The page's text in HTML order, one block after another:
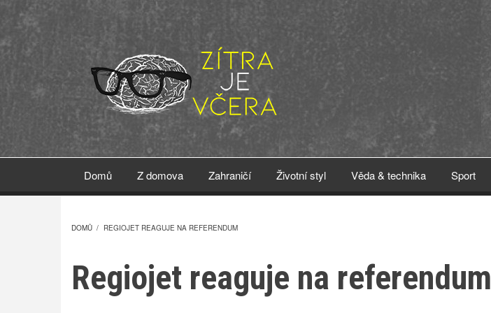
hlavnímu
Domů Z domova Zahraničí Životní styl Věda & technika Sport
NAVIGACE
DOMŮ / REGIOJET REAGUJE NA REFERENDUM
Regiojet reaguje na referendum